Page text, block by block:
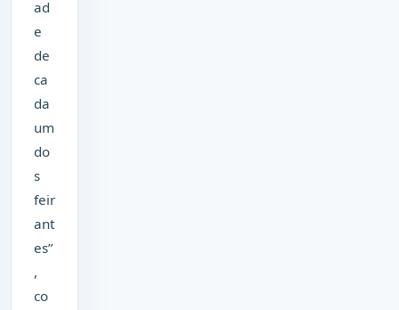
ad
e
de
ca
da
um
do
s
feir
ant
es”
,
co